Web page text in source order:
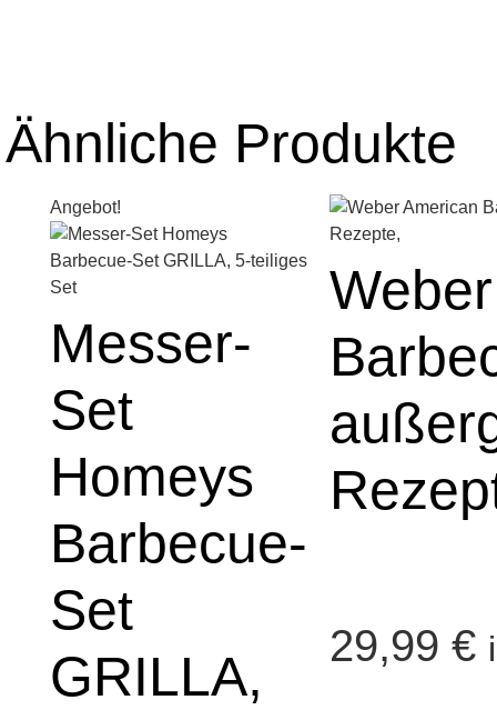
Ähnliche Produkte
Angebot!
Messer-
Set
Homeys
Barbecue-
Set
GRILLA,
29,99 €